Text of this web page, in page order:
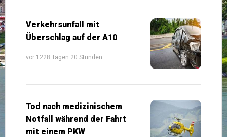
Verkehrsunfall mit
Überschlag auf der A10
vor 1228 Tagen 20 Stunden
Tod nach medizinischem
Notfall während der Fahrt
mit einem PKW